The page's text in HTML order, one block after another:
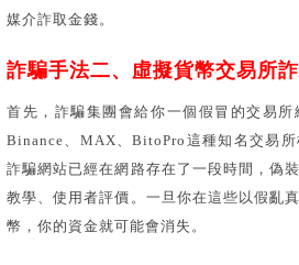
媒介詐取金錢。
詐騙手法二、虛擬貨幣交易所
首先，詐騙集團會給你一個假冒的交易
Binance、MAX、BitoPro這種知名交易
詐騙網站已經在網路存在了一段時間，偽
教學、使用者評價。一旦你在這些以假亂
幣，你的資金就可能會消失。